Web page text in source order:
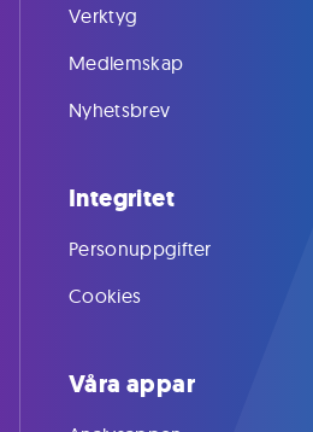
Verktyg
Medlemskap
Nyhetsbrev
Integritet
Personuppgifter
Cookies
Våra appar